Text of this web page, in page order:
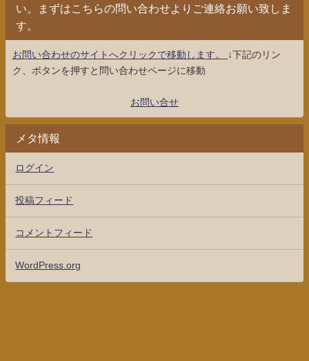
い。まずはこちらの問い合わせよりご連絡お願い致しま
す。
お問い合わせのサイトへクリックで移動します。
↓下記のリン
ク、ボタンを押すと問い合わせページに移動
お問い合せ
メタ情報
ログイン
投稿フィード
コメントフィード
WordPress.org